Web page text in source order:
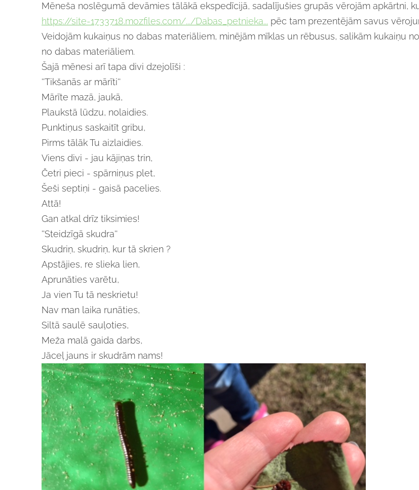
Mēneša noslēgumā devāmies tālākā ekspedīcijā, sadalījušies grupās vērojām apkārtni,
https://site-1733718.mozfiles.com/.../Dabas_petnieka... pēc tam prezentējām savus
Veidojām kukaiņus no dabas materiāliem, minējām mīklas un rēbusus, salikām kukaiņu
no dabas materiāliem.
Šajā mēnesi arī tapa divi dzejolīši :
''Tikšanās ar mārīti''
Mārīte mazā, jaukā,
Plaukstā lūdzu, nolaidies.
Punktiņus saskaitīt gribu,
Pirms tālāk Tu aizlaidies.
Viens divi - jau kājiņas trin,
Četri pieci - spārniņus plet,
Šeši septiņi - gaisā pacelies.
Attā!
Gan atkal drīz tiksimies!
''Steidzīgā skudra''
Skudriņ, skudriņ, kur tā skrien ?
Apstājies, re slieka lien,
Aprunāties varētu,
Ja vien Tu tā neskrietu!
Nav man laika runāties,
Siltā saulē sauļoties,
Meža malā gaida darbs,
Jāceļ jauns ir skudrām nams!